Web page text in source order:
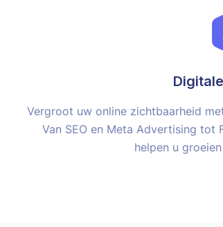
Vergroot uw online zichtbaarheid
Van SEO en Meta Advertising tot
helpen u